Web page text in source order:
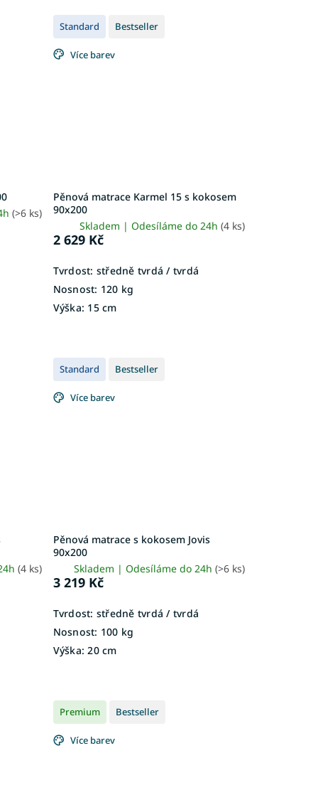
(>6 ks)
Standard Bestseller
Více barev
Pěnová matrace Karmel 15 s kokosem
90x200
Skladem | Odesíláme do 24h (4 ks)
2 629 Kč
Tvrdost: středně tvrdá / tvrdá
Nosnost: 120 kg
Výška: 15 cm
(4 ks)
Standard Bestseller
Více barev
Pěnová matrace s kokosem Jovis
90x200
Skladem | Odesíláme do 24h (>6 ks)
3 219 Kč
Tvrdost: středně tvrdá / tvrdá
Nosnost: 100 kg
Výška: 20 cm
Premium Bestseller
Více barev